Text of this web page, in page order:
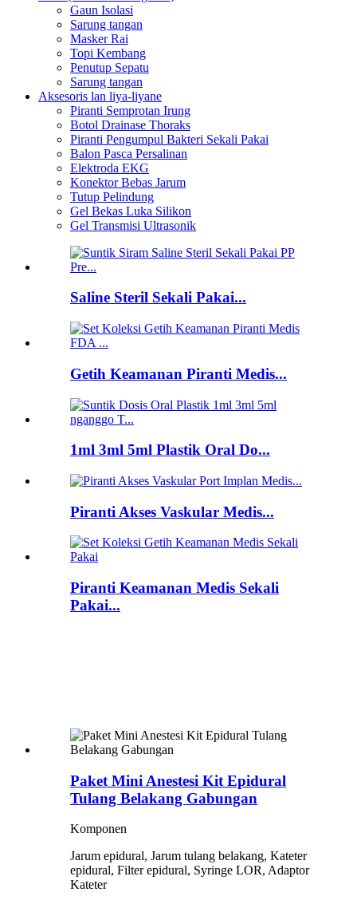
Gaun Isolasi
Sarung tangan
Masker Rai
Topi Kembang
Penutup Sepatu
Sarung tangan
Aksesoris lan liya-liyane
Piranti Semprotan Irung
Botol Drainase Thoraks
Piranti Pengumpul Bakteri Sekali Pakai
Balon Pasca Persalinan
Elektroda EKG
Konektor Bebas Jarum
Tutup Pelindung
Gel Bekas Luka Silikon
Gel Transmisi Ultrasonik
Saline Steril Sekali Pakai...
Getih Keamanan Piranti Medis...
1ml 3ml 5ml Plastik Oral Do...
Piranti Akses Vaskular Medis...
Piranti Keamanan Medis Sekali
Pakai...
Paket Mini Anestesi Kit Epidural
Tulang Belakang Gabungan
Komponen
Jarum epidural, Jarum tulang belakang, Kateter
epidural, Filter epidural, Syringe LOR, Adaptor
Kateter